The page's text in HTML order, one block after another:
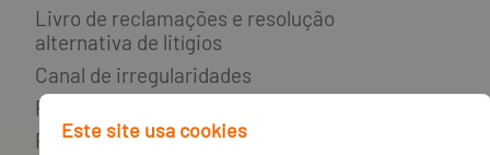
Livro de reclamações e resolução
alternativa de litígios
Canal de irregularidades
Política de privacidade
Política de cookies
Este site usa cookies